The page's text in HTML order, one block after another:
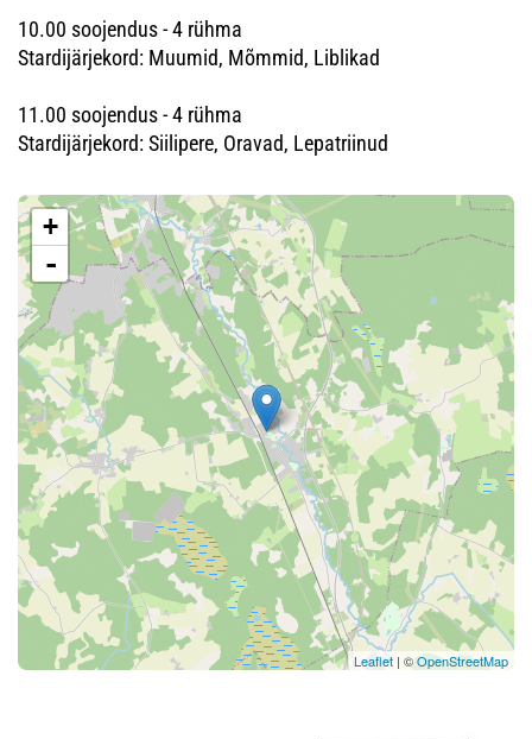
10.00 soojendus - 4 rühma
Stardijärjekord: Muumid, Mõmmid, Liblikad
11.00 soojendus - 4 rühma
Stardijärjekord: Siilipere, Oravad, Lepatriinud
+
-
Leaflet | ©OpenStreetMap